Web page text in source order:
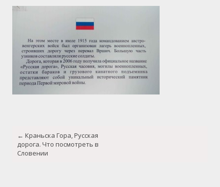
navigation
← Краньска Гора, Русская
дорога. Что посмотреть в
Словении